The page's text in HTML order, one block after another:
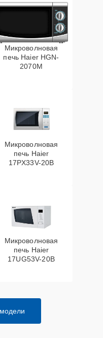
Микроволновая
печь Haier HGN-
2070M
Микроволновая
печь Haier
17PX33V-20B
Микроволновая
печь Haier
17UG53V-20B